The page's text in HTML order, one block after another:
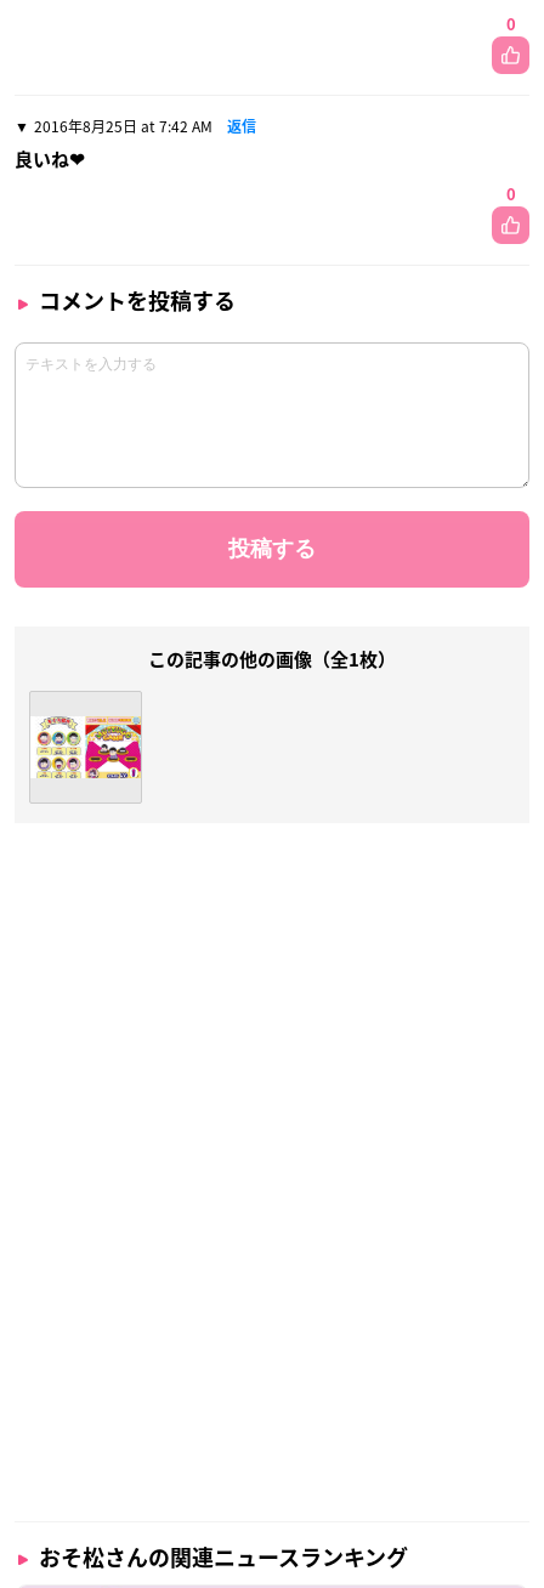
0
2016年8月25日 at 7:42 AM 返信
良いね❤
0
コメントを投稿する
この記事の他の画像（全1枚）
おそ松さんの関連ニュースランキング